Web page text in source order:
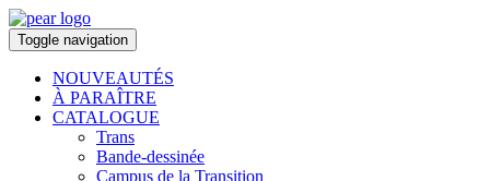
Toggle navigation
NOUVEAUTÉS
À PARAÎTRE
CATALOGUE
Trans
Bande-dessinée
Campus de la Transition